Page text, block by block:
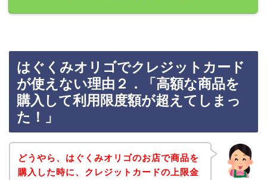
はぐくみオリゴでクレジットカード
が使えない理由２．「高額な商品を
購入して利用限度額が超えてしまっ
た！」
どうやら、はぐくみオリゴのお店で商品を
購入した時に、クレジットカードの上限金